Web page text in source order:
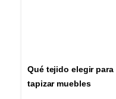
Qué tejido elegir para
tapizar muebles